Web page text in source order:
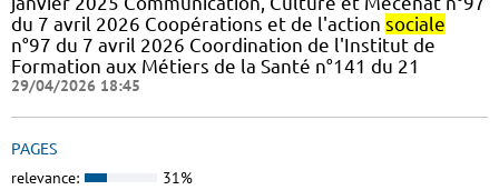
du 7 avril 2026 Coopérations et de l'action sociale
n°97 du 7 avril 2026 Coordination de l'Institut de
Formation aux Métiers de la Santé n°141 du 21
29/04/2026 18:45
PAGES
relevance: 31%